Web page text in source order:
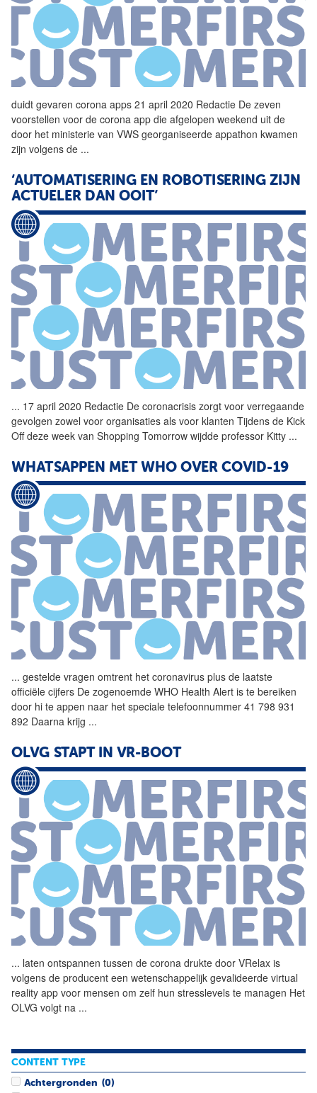
duidt gevaren corona apps 21 april 2020 Redactie De zeven
voorstellen voor de corona app die afgelopen weekend uit de
door het ministerie van VWS georganiseerde appathon kwamen
zijn volgens de ...
‘AUTOMATISERING EN ROBOTISERING ZIJN
ACTUELER DAN OOIT’
... 17 april 2020 Redactie De coronacrisis zorgt voor verregaande
gevolgen zowel voor organisaties als voor klanten Tijdens de Kick
Off deze week van Shopping Tomorrow wijdde professor Kitty ...
WHATSAPPEN MET WHO OVER COVID-19
... gestelde vragen omtrent het coronavirus plus de laatste
officiële cijfers De zogenoemde WHO Health Alert is te bereiken
door hi te appen naar het speciale telefoonnummer 41 798 931
892 Daarna krijg ...
OLVG STAPT IN VR-BOOT
... laten ontspannen tussen de corona drukte door VRelax is
volgens de producent een wetenschappelijk gevalideerde virtual
reality app voor mensen om zelf hun stresslevels te managen Het
OLVG volgt na ...
CONTENT TYPE
Achtergronden (0)